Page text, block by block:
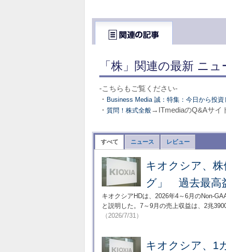
「株」関連の最新 ニ
-こちらもご覧ください-
・ Business Media 誠：特集：今日から投資
・ 質問！株式全般 →ITmediaのQ&Aサイ
すべて ニュース レビュー
キオクシア、
グ」 過去最高
キオクシアHDは、2026年4～6月のNon-
と説明した。7～9月の売上収益は、2兆
（2026/7/31）
キオクシア、1